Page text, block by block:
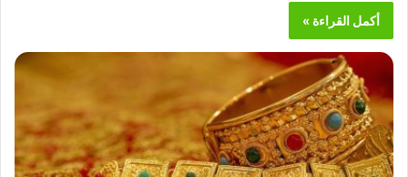
أكمل القراءة »